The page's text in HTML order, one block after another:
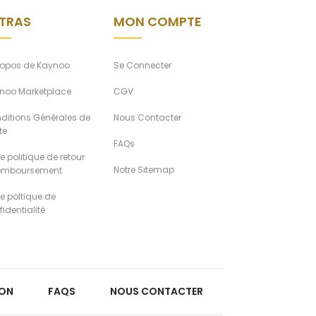
de Kaynoo
Marketplace
Générales de
politique de retour
poltique de
MON COMPTE
Se Connecter
CGV
Nous Contacter
FAQs
Notre Sitemap
FAQS NOUS CONTACTER